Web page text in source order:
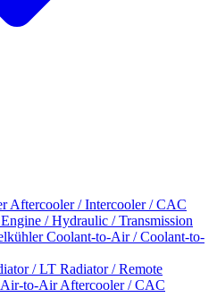
Aftercooler / Intercooler / CAC
Engine / Hydraulic / Transmission
Coolant-to-Air / Coolant-to-
/ LT Radiator / Remote
Air-to-Air Aftercooler / CAC